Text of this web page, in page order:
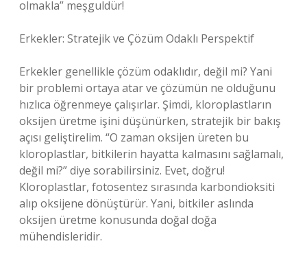
olmakla” meşguldür!
Erkekler: Stratejik ve Çözüm Odaklı Perspektif
Erkekler genellikle çözüm odaklıdır, değil mi? Yani
bir problemi ortaya atar ve çözümün ne olduğunu
hızlıca öğrenmeye çalışırlar. Şimdi, kloroplastların
oksijen üretme işini düşünürken, stratejik bir bakış
açısı geliştirelim. “O zaman oksijen üreten bu
kloroplastlar, bitkilerin hayatta kalmasını sağlamalı,
değil mi?” diye sorabilirsiniz. Evet, doğru!
Kloroplastlar, fotosentez sırasında karbondioksiti
alıp oksijene dönüştürür. Yani, bitkiler aslında
oksijen üretme konusunda doğal doğa
mühendisleridir.